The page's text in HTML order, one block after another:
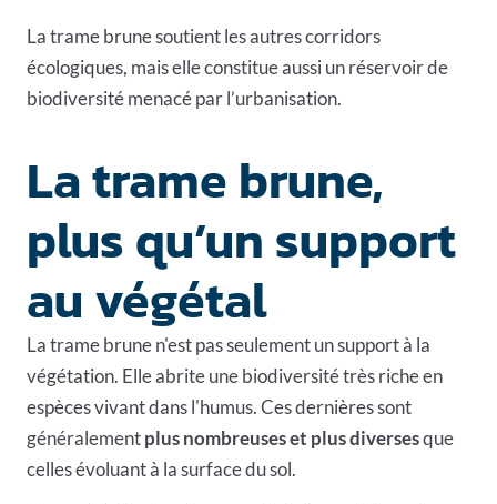
La trame brune soutient les autres corridors
écologiques, mais elle constitue aussi un réservoir de
biodiversité menacé par l’urbanisation.
La trame brune,
plus qu’un support
au végétal
La trame brune n'est pas seulement un support à la
végétation. Elle abrite une biodiversité très riche en
espèces vivant dans l'humus. Ces dernières sont
généralementplus nombreuses et plus diversesque
celles évoluant à la surface du sol.